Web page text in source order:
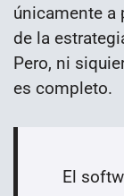
únicamente a
de la
Pero, ni
es completo.
El